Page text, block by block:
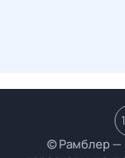
© Рамблер —